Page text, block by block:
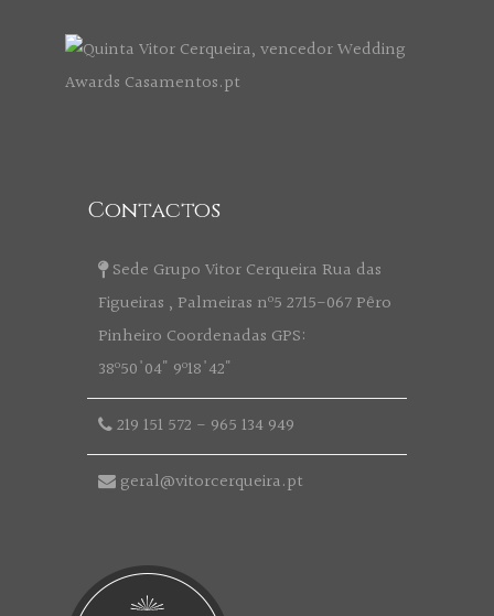
Contactos
Sede Grupo Vitor Cerqueira Rua das
Figueiras , Palmeiras nº5 2715-067 Pêro
Pinheiro Coordenadas GPS:
38º50'04" 9º18'42"
219 151 572 - 965 134 949
geral@vitorcerqueira.pt